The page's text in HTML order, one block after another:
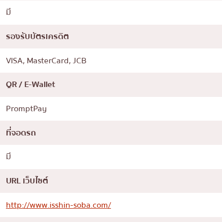
มี
รองรับบัตรเครดิต
VISA, MasterCard, JCB
QR / E-Wallet
PromptPay
ที่จอดรถ
มี
URL เว็บไซต์
http://www.isshin-soba.com/